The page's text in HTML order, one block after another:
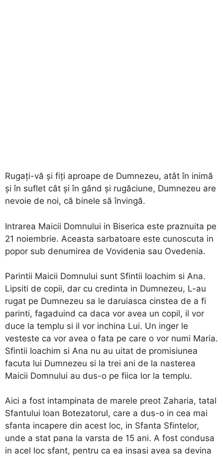
Rugați-vă și fiți aproape de Dumnezeu, atât în inimă
și în suflet cât și în gând și rugăciune, Dumnezeu are
nevoie de noi, că binele să învingă.
Intrarea Maicii Domnului in Biserica este praznuita pe
21 noiembrie. Aceasta sarbatoare este cunoscuta in
popor sub denumirea de Vovidenia sau Ovedenia.
Parintii Maicii Domnului sunt Sfintii Ioachim si Ana.
Lipsiti de copii, dar cu credinta in Dumnezeu, L-au
rugat pe Dumnezeu sa le daruiasca cinstea de a fi
parinti, fagaduind ca daca vor avea un copil, il vor
duce la templu si il vor inchina Lui. Un inger le
vesteste ca vor avea o fata pe care o vor numi Maria.
Sfintii Ioachim si Ana nu au uitat de promisiunea
facuta lui Dumnezeu si la trei ani de la nasterea
Maicii Domnului au dus-o pe fiica lor la templu.
Aici a fost intampinata de marele preot Zaharia, tatal
Sfantului Ioan Botezatorul, care a dus-o in cea mai
sfanta incapere din acest loc, in Sfanta Sfintelor,
unde a stat pana la varsta de 15 ani. A fost condusa
in acel loc sfant, pentru ca ea insasi avea sa devina